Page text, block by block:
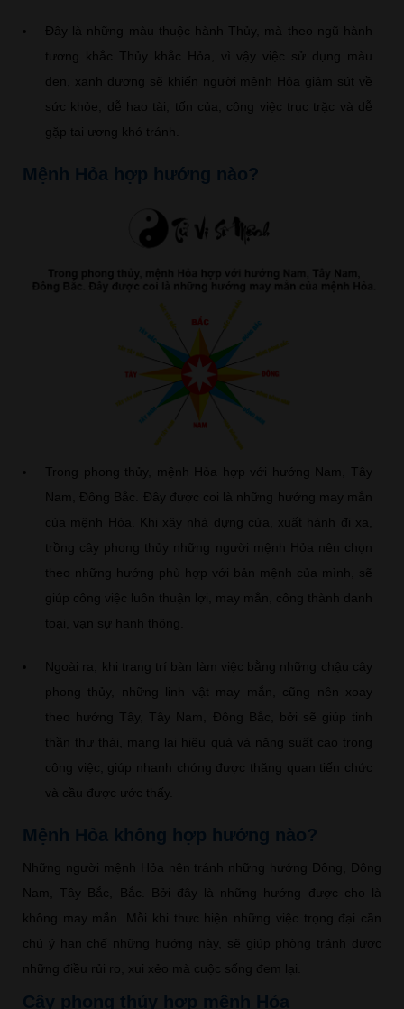
Đây là những màu thuộc hành Thủy, mà theo ngũ hành
tương khắc Thủy khắc Hỏa, vì vậy việc sử dụng màu
đen, xanh dương sẽ khiến người mệnh Hỏa giảm sút về
sức khỏe, dễ hao tài, tốn của, công việc trục trặc và dễ
gặp tai ương khó tránh.
Mệnh Hỏa hợp hướng nào?
Trong phong thủy, mệnh Hỏa hợp với hướng Nam, Tây
Nam, Đông Bắc. Đây được coi là những hướng may mắn
của mệnh Hỏa. Khi xây nhà dựng cửa, xuất hành đi xa,
trồng cây phong thủy những người mệnh Hỏa nên chọn
theo những hướng phù hợp với bản mệnh của mình, sẽ
giúp công việc luôn thuận lợi, may mắn, công thành danh
toại, vạn sự hanh thông.
Ngoài ra, khi trang trí bàn làm việc bằng những chậu cây
phong thủy, những linh vật may mắn, cũng nên xoay
theo hướng Tây, Tây Nam, Đông Bắc, bởi sẽ giúp tinh
thần thư thái, mang lại hiệu quả và năng suất cao trong
công việc, giúp nhanh chóng được thăng quan tiến chức
và cầu được ước thấy.
Mệnh Hỏa không hợp hướng nào?
Những người mệnh Hỏa nên tránh những hướng Đông, Đông
Nam, Tây Bắc, Bắc. Bởi đây là những hướng được cho là
không may mắn. Mỗi khi thực hiện những việc trọng đại cần
chú ý hạn chế những hướng này, sẽ giúp phòng tránh được
những điều rủi ro, xui xẻo mà cuộc sống đem lại.
Cây phong thủy hợp mệnh Hỏa